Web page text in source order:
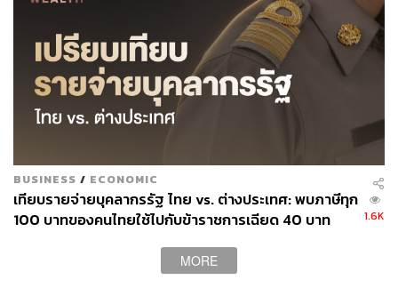
BUSINESS / ECONOMIC
เทียบรายจ่ายบุคลากรรัฐ ไทย vs. ต่างประเทศ: พบภาษีทุก
100 บาทของคนไทยใช้ไปกับข้าราชการเฉียด 40 บาท
1.6K
MORE